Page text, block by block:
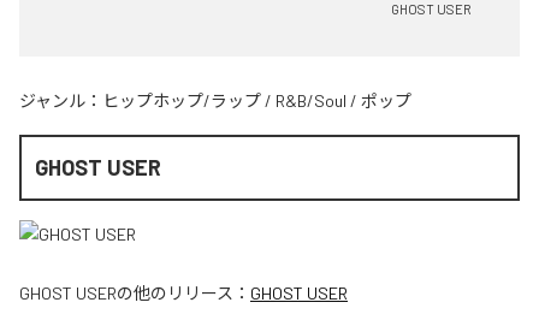
GHOST USER
ジャンル： ヒップホップ/ラップ / R&B/Soul / ポップ
GHOST USER
GHOST USERの他のリリース： GHOST USER